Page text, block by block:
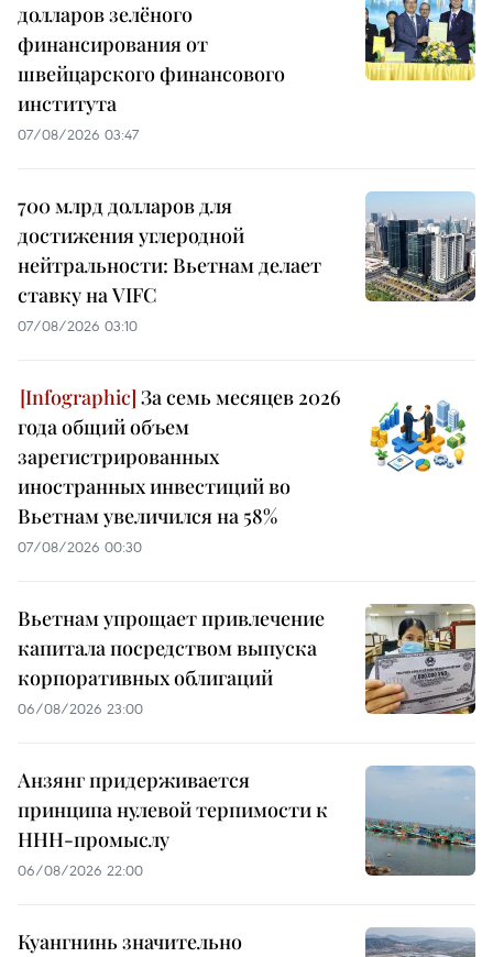
долларов зелёного
финансирования от
швейцарского финансового
института
07/08/2026 03:47
700 млрд долларов для
достижения углеродной
нейтральности: Вьетнам делает
ставку на VIFC
07/08/2026 03:10
За семь месяцев 2026
года общий объем
зарегистрированных
иностранных инвестиций во
Вьетнам увеличился на 58%
07/08/2026 00:30
Вьетнам упрощает привлечение
капитала посредством выпуска
корпоративных облигаций
06/08/2026 23:00
Анзянг придерживается
принципа нулевой терпимости к
ННН-промыслу
06/08/2026 22:00
Куангнинь значительно